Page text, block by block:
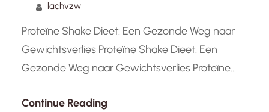
lachvzw
Proteïne Shake Dieet: Een Gezonde Weg naar
Gewichtsverlies Proteïne Shake Dieet: Een
Gezonde Weg naar Gewichtsverlies Proteïne
populairder geworden als een effectieve manier
Continue Reading